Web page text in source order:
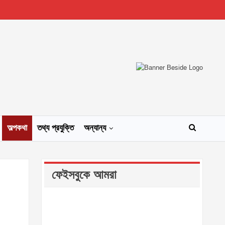
অল্পকথা তথ্য প্রযুক্তি অন্যান্য
ফেইসবুকে আমরা